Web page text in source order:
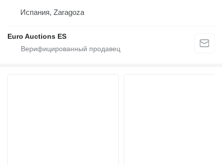
Испания, Zaragoza
Euro Auctions ES